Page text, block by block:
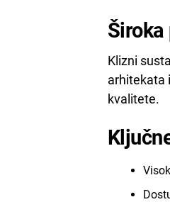
Klizni
arhitekata
kvalitete.